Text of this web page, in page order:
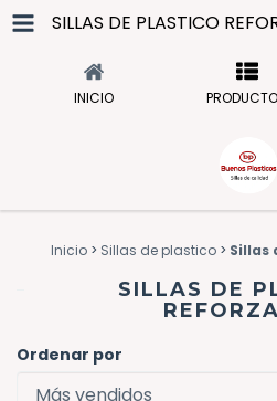
SILLAS DE PLASTICO
INICIO
Inicio > Sillas de plastico > Sillas
SILLAS DE
Ordenar por